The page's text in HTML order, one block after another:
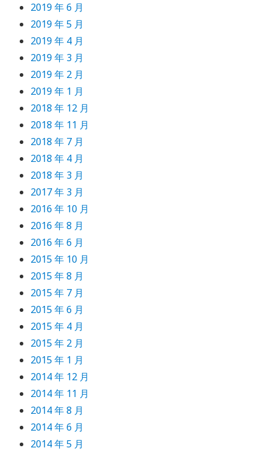
2019 年 6 月
2019 年 5 月
2019 年 4 月
2019 年 3 月
2019 年 2 月
2019 年 1 月
2018 年 12 月
2018 年 11 月
2018 年 7 月
2018 年 4 月
2018 年 3 月
2017 年 3 月
2016 年 10 月
2016 年 8 月
2016 年 6 月
2015 年 10 月
2015 年 8 月
2015 年 7 月
2015 年 6 月
2015 年 4 月
2015 年 2 月
2015 年 1 月
2014 年 12 月
2014 年 11 月
2014 年 8 月
2014 年 6 月
2014 年 5 月